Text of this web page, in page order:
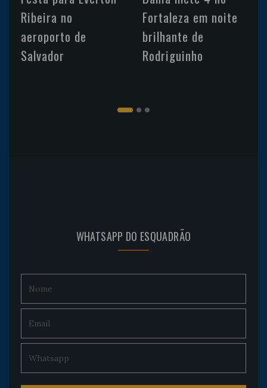
Ribeira no
aeroporto de
Salvador
Fortaleza em noite
brilhante de
Rodriguinho
WHATSAPP DO ESQUADRÃO